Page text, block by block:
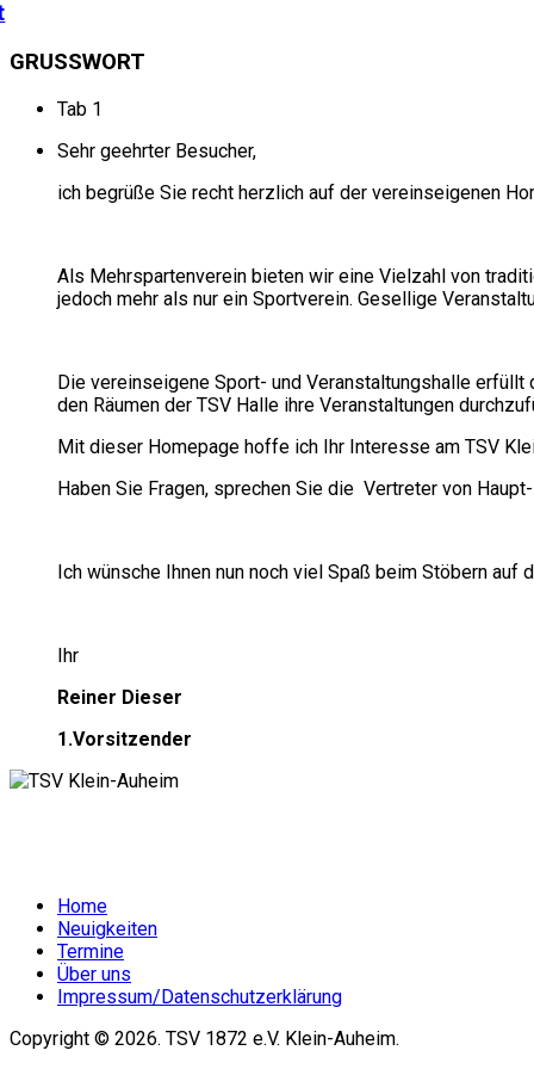
GRUSSWORT
Tab 1
Sehr geehrter Besucher,
ich begrüße Sie recht herzlich auf der vereinseigenen
Als Mehrspartenverein bieten wir eine Vielzahl von
jedoch mehr als nur ein Sportverein. Gesellige
Die vereinseigene Sport- und Veranstaltungshalle
den Räumen der TSV Halle ihre Veranstaltungen
Mit dieser Homepage hoffe ich Ihr Interesse am TSV
Haben Sie Fragen, sprechen Sie die Vertreter von
Ich wünsche Ihnen nun noch viel Spaß beim Stöbern
Ihr
Reiner Dieser
1.Vorsitzender
Home
Neuigkeiten
Termine
Über uns
Impressum/Datenschutzerklärung
Copyright © 2026. TSV 1872 e.V. Klein-Auheim.